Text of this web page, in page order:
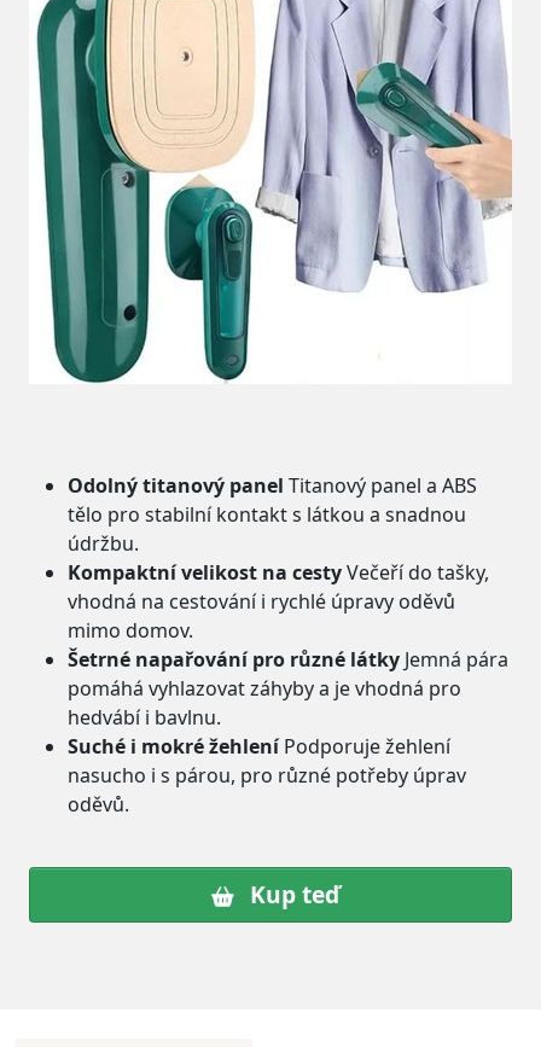
Odolný titanový panel Titanový panel a ABS
tělo pro stabilní kontakt s látkou a snadnou
údržbu.
Kompaktní velikost na cestyVečeří do tašky,
vhodná na cestování i rychlé úpravy oděvů
mimo domov.
Šetrné napařování pro různé látky Jemná pára
pomáhá vyhlazovat záhyby a je vhodná pro
hedvábí i bavlnu.
Suché i mokré žehleníPodporuje žehlení
nasucho i s párou, pro různé potřeby úprav
oděvů.
Kup teď